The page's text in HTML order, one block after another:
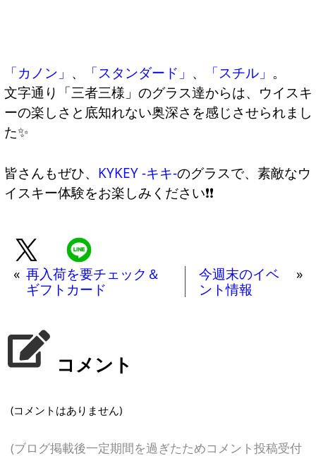
「カノン」 、 「スタンダード」 、 「スチル」 。
文字通り「三者三様」のグラス達からは、ウイスキ
ーの楽しさと底知れない奥深さを感じさせられまし
た✨
皆さんもぜひ、 KYKEY -キキ-のグラスで、素敵なウ
イスキー体験をお楽しみください❗❗
« 再入荷を要チェック＆
ギフトカード
今週末のイベ
ント情報
»
コメント
(コメントはありません)
(ブログ掲載後一定期間を過ぎたためコメント投稿受付